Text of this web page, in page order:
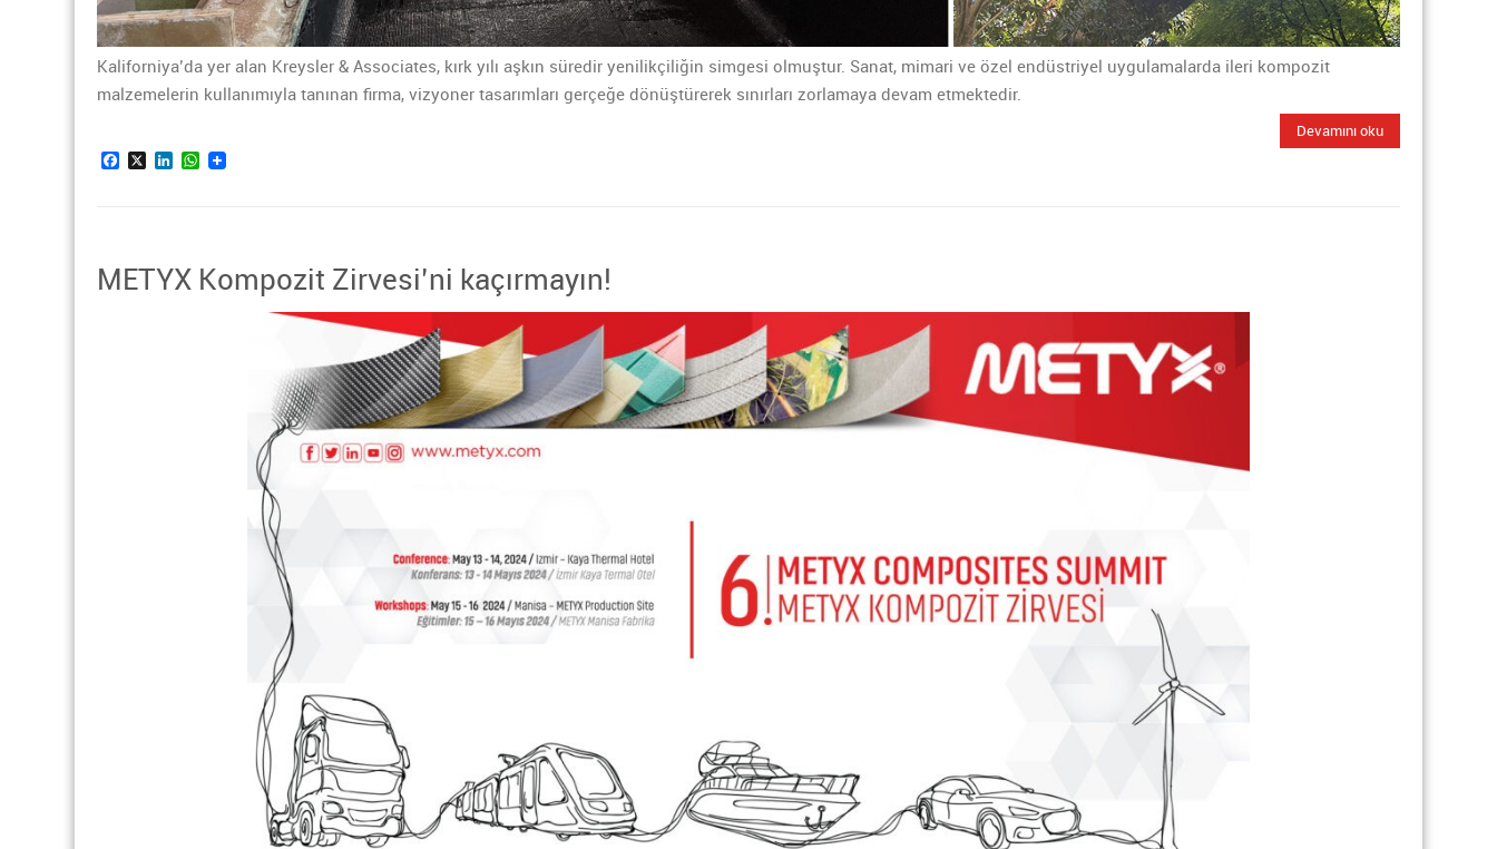
Kaliforniya’da yer alan Kreysler & Associates, kırk yılı aşkın süredir yenilikçiliğin simgesi olmuştur. Sanat, mimari ve özel endüstriyel uygulamalarda ileri kompozit
malzemelerin kullanımıyla tanınan firma, vizyoner tasarımları gerçeğe dönüştürerek sınırları zorlamaya devam etmektedir.
Devamını oku
Facebook
X LinkedInWhatsApp
METYX Kompozit Zirvesi’ni kaçırmayın!